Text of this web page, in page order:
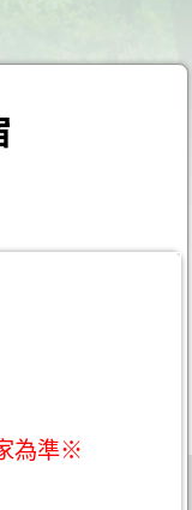
為準※